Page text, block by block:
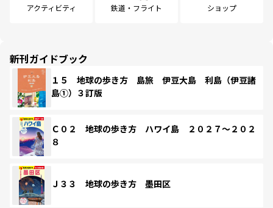
アクティビティ 鉄道・フライト ショップ
新刊ガイドブック
１５ 地球の歩き方 島旅 伊豆大島 利島（伊豆諸
島①）３訂版
Ｃ０２ 地球の歩き方 ハワイ島 ２０２７～２０２
８
Ｊ３３ 地球の歩き方 墨田区